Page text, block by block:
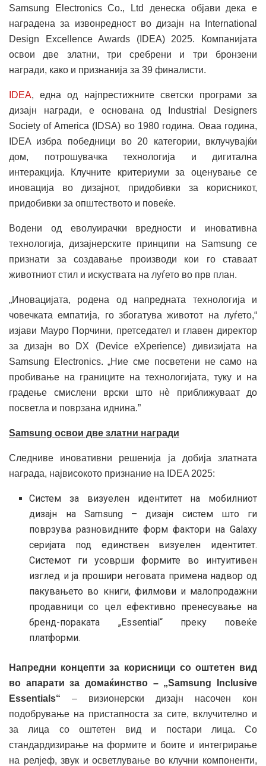
Samsung Electronics Co., Ltd денеска објави дека е
наградена за извонредност во дизајн на International
Design Excellence Awards (IDEA) 2025. Компанијата
освои две златни, три сребрени и три бронзени
награди, како и признанија за 39 финалисти.
IDEA, една од најпрестижните светски програми за
дизајн награди, е основана од Industrial Designers
Society of America (IDSA) во 1980 година. Оваа година,
IDEA избра победници во 20 категории, вклучувајќи
дом, потрошувачка технологија и дигитална
интеракција. Клучните критериуми за оценување се
иновација во дизајнот, придобивки за корисникот,
придобивки за општеството и повеќе.
Водени од еволуирачки вредности и иновативна
технологија, дизајнерските принципи на Samsung се
признати за создавање производи кои го ставаат
животниот стил и искуствата на луѓето во прв план.
„Иновацијата, родена од напредната технологија и
човечката емпатија, го збогатува животот на луѓето,“
изјави Мауро Порчини, претседател и главен директор
за дизајн во DX (Device eXperience) дивизијата на
Samsung Electronics. „Ние сме посветени не само на
пробивање на границите на технологијата, туку и на
градење смислени врски што нè приближуваат до
посветла и поврзана иднина.”
Samsung освои две златни награди
Следниве иновативни решенија ја добија златната
награда, највисокото признание на IDEA 2025:
Систем за визуелен идентитет на мобилниот
дизајн на Samsung – дизајн систем што ги
поврзува разновидните форм фактори на Galaxy
серијата под единствен визуелен идентитет.
Системот ги усоврши формите во интуитивен
изглед и ја прошири неговата примена надвор од
пакувањето во книги, филмови и малопродажни
продавници со цел ефективно пренесување на
бренд-пораката „Essential“ преку повеќе
платформи.
Напредни концепти за корисници со оштетен вид
во апарати за домаќинство – „Samsung Inclusive
Essentials“ – визионерски дизајн насочен кон
подобрување на пристапноста за сите, вклучително и
за лица со оштетен вид и постари лица. Со
стандардизирање на формите и боите и интегрирање
на релјеф, звук и осветлување во клучни компоненти,